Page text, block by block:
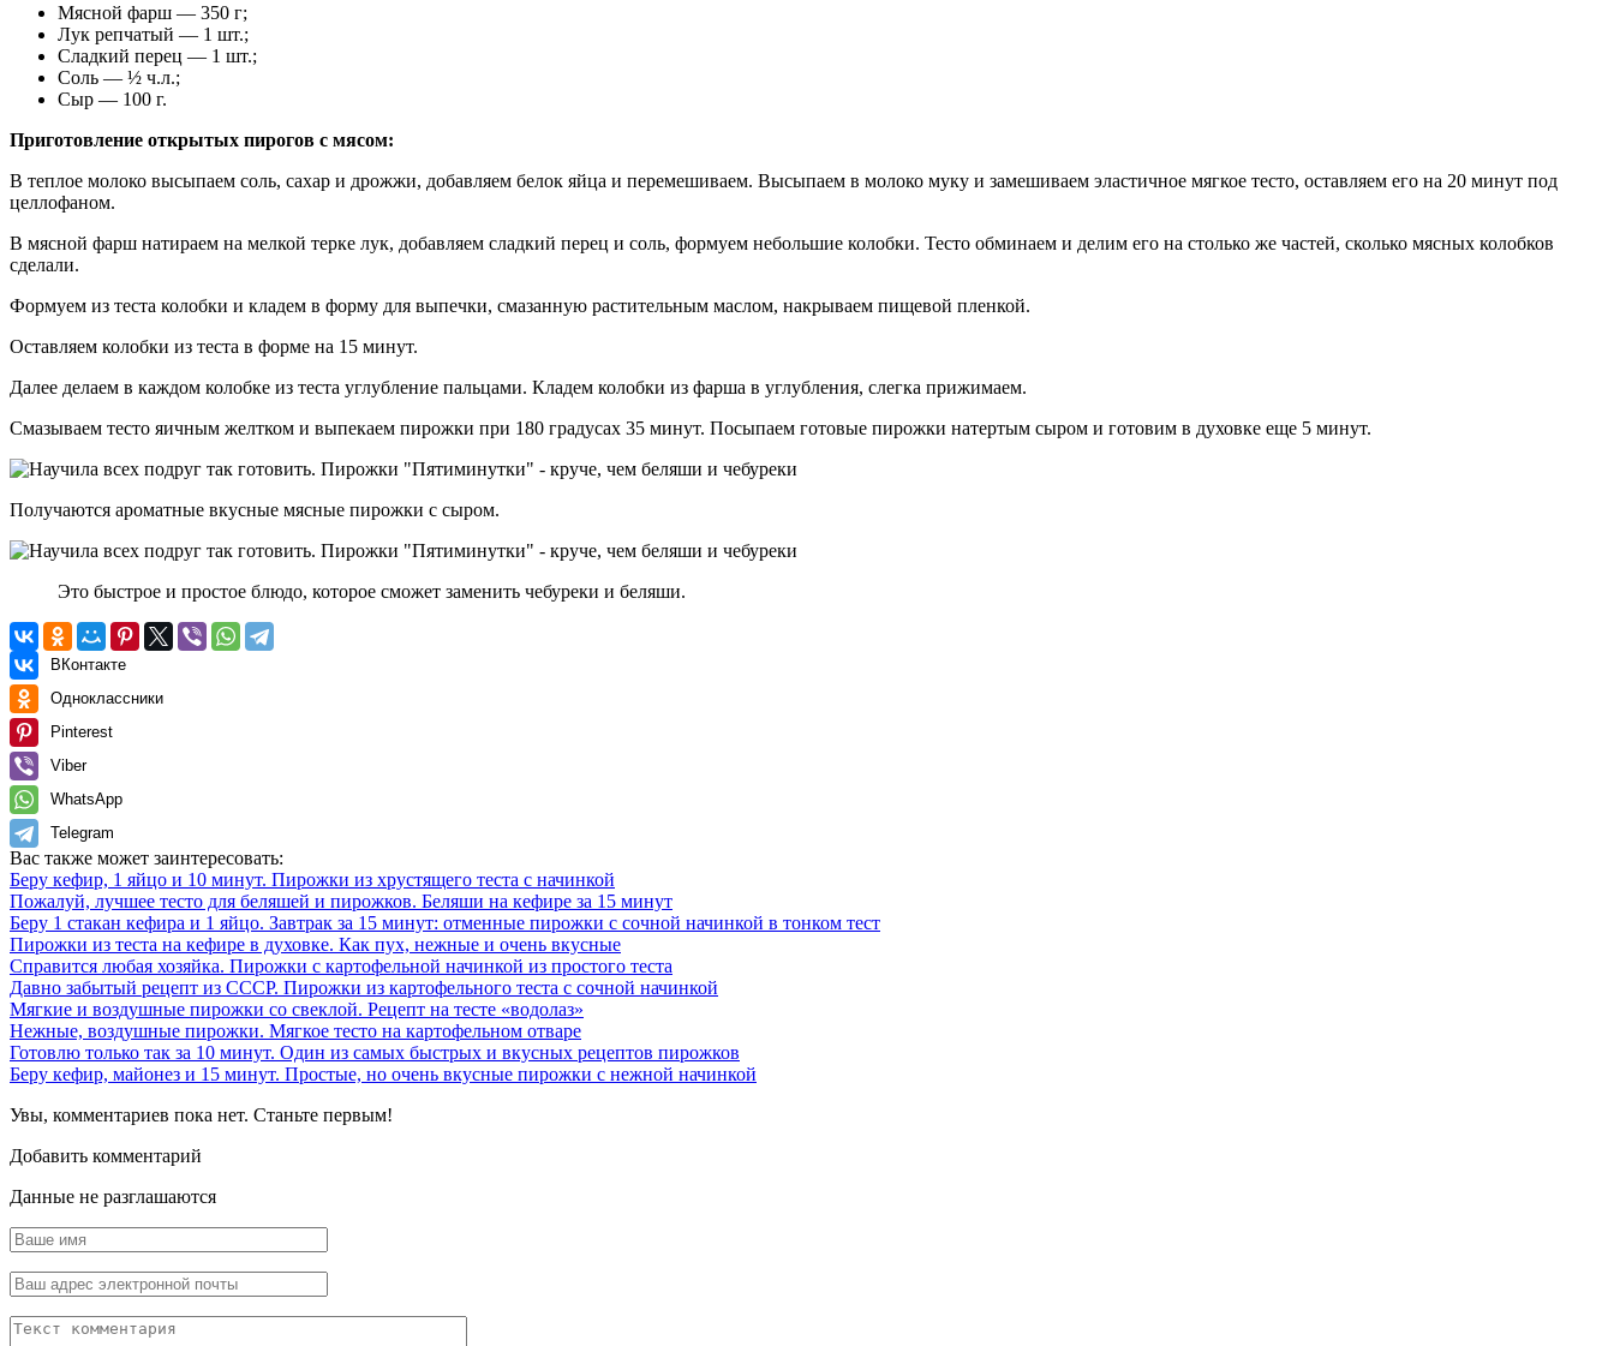
Мясной фарш — 350 г;
Лук репчатый — 1 шт.;
Сладкий перец — 1 шт.;
Соль — ½ ч.л.;
Сыр — 100 г.
Приготовление открытых пирогов с мясом:
В теплое молоко высыпаем соль, сахар и дрожжи, добавляем белок яйца и перемешиваем. Высыпаем в молоко муку и замешиваем эластичное мягкое тесто, оставляем его на 20 минут под
целлофаном.
В мясной фарш натираем на мелкой терке лук, добавляем сладкий перец и соль, формуем небольшие колобки. Тесто обминаем и делим его на столько же частей, сколько мясных колобков
сделали.
Формуем из теста колобки и кладем в форму для выпечки, смазанную растительным маслом, накрываем пищевой пленкой.
Оставляем колобки из теста в форме на 15 минут.
Далее делаем в каждом колобке из теста углубление пальцами. Кладем колобки из фарша в углубления, слегка прижимаем.
Смазываем тесто яичным желтком и выпекаем пирожки при 180 градусах 35 минут. Посыпаем готовые пирожки натертым сыром и готовим в духовке еще 5 минут.
Получаются ароматные вкусные мясные пирожки с сыром.
Это быстрое и простое блюдо, которое сможет заменить чебуреки и беляши.
ВКонтакте
Одноклассники
Pinterest
Viber
WhatsApp
Telegram
Вас также может заинтересовать:
Беру кефир, 1 яйцо и 10 минут. Пирожки из хрустящего теста с начинкой
Пожалуй, лучшее тесто для беляшей и пирожков. Беляши на кефире за 15 минут
Беру 1 стакан кефира и 1 яйцо. Завтрак за 15 минут: отменные пирожки с сочной начинкой в тонком тест
Пирожки из теста на кефире в духовке. Как пух, нежные и очень вкусные
Справится любая хозяйка. Пирожки с картофельной начинкой из простого теста
Давно забытый рецепт из СССР. Пирожки из картофельного теста с сочной начинкой
Мягкие и воздушные пирожки со свеклой. Рецепт на тесте «водолаз»
Нежные, воздушные пирожки. Мягкое тесто на картофельном отваре
Готовлю только так за 10 минут. Один из самых быстрых и вкусных рецептов пирожков
Беру кефир, майонез и 15 минут. Простые, но очень вкусные пирожки с нежной начинкой
Увы, комментариев пока нет. Станьте первым!
Добавить комментарий
Данные не разглашаются